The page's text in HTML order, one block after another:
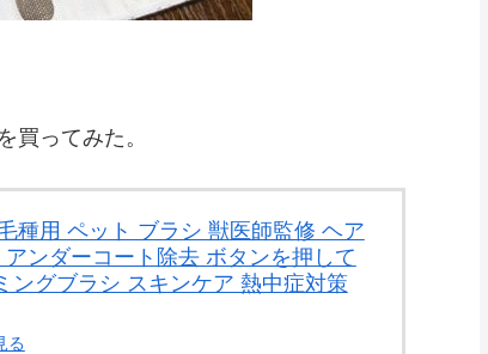
買ってみた。
種用 ペット ブラシ 獣医師監修 ヘア
ンダーコート除去 ボタンを押して
ングブラシ スキンケア 熱中症対策
る